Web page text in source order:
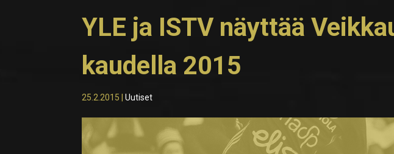
YLE ja ISTV näyttää
kaudella 2015
25.2.2015 |Uutiset